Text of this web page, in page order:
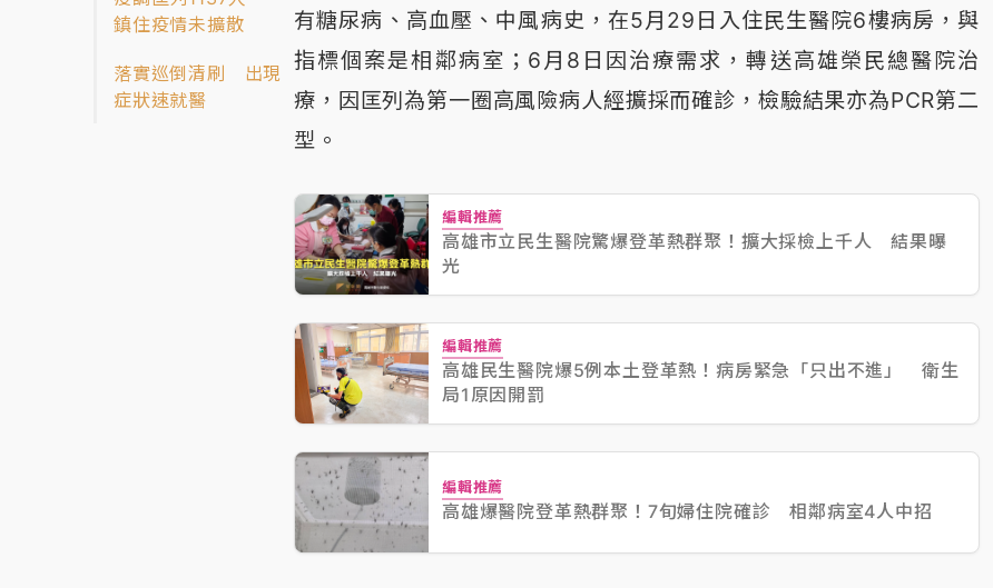
鎮住疫情未擴散
落實巡倒清刷 出現
症狀速就醫
有糖尿病、高血壓、中風病史，在5月29日入住民生醫院6樓病房，與
指標個案是相鄰病室；6月8日因治療需求，轉送高雄榮民總醫院治
療，因匡列為第一圈高風險病人經擴採而確診，檢驗結果亦為PCR第二
型。
編輯推薦
高雄市立民生醫院驚爆登革熱群聚！擴大採檢上千人 結果曝
光
編輯推薦
高雄民生醫院爆5例本土登革熱！病房緊急「只出不進」 衛生
局1原因開罰
編輯推薦
高雄爆醫院登革熱群聚！7旬婦住院確診 相鄰病室4人中招